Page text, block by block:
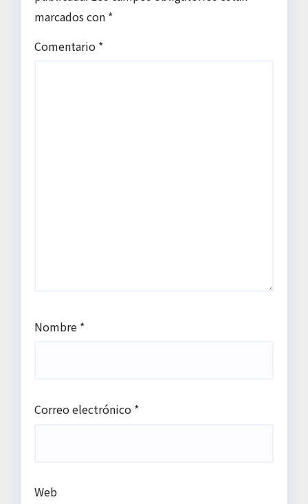
marcados con *
Comentario *
Nombre *
Correo electrónico *
Web